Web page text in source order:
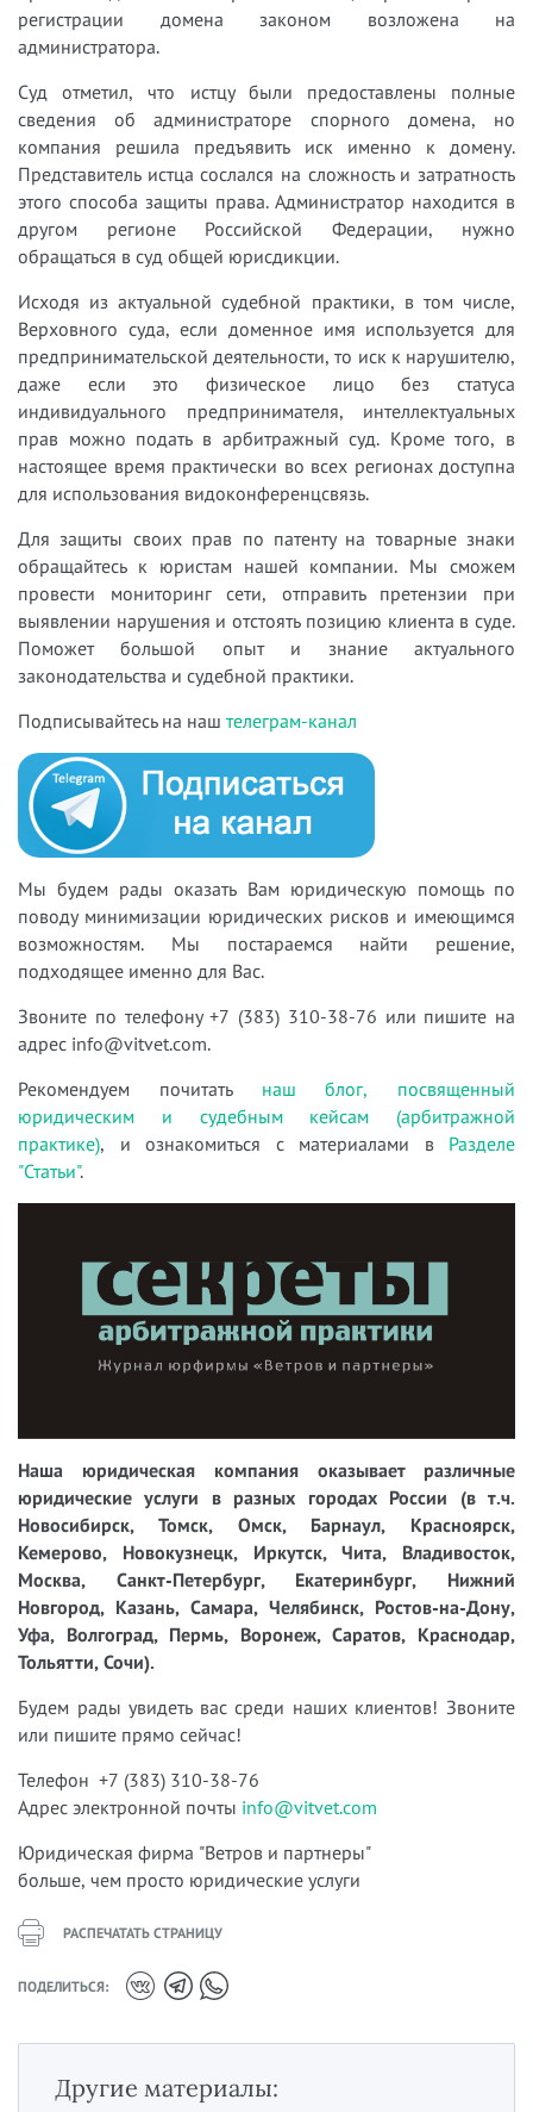
регистрации домена законом возложена на
администратора.
Суд отметил, что истцу были предоставлены полные
сведения об администраторе спорного домена, но
компания решила предъявить иск именно к домену.
Представитель истца сослался на сложность и затратность
этого способа защиты права. Администратор находится в
другом регионе Российской Федерации, нужно
обращаться в суд общей юрисдикции.
Исходя из актуальной судебной практики, в том числе,
Верховного суда, если доменное имя используется для
предпринимательской деятельности, то иск к нарушителю,
даже если это физическое лицо без статуса
индивидуального предпринимателя, интеллектуальных
прав можно подать в арбитражный суд. Кроме того, в
настоящее время практически во всех регионах доступна
для использования видоконференцсвязь.
Для защиты своих прав по патенту на товарные знаки
обращайтесь к юристам нашей компании. Мы сможем
провести мониторинг сети, отправить претензии при
выявлении нарушения и отстоять позицию клиента в суде.
Поможет большой опыт и знание актуального
законодательства и судебной практики.
Подписывайтесь на наш телеграм-канал
Мы будем рады оказать Вам юридическую помощь по
поводу минимизации юридических рисков и имеющимся
возможностям. Мы постараемся найти решение,
подходящее именно для Вас.
Звоните по телефону +7 (383) 310-38-76 или пишите на
адрес info@vitvet.com.
Рекомендуем почитать наш блог, посвященный
юридическим и судебным кейсам (арбитражной
практике), и ознакомиться с материалами в Разделе
"Статьи".
Наша юридическая компания оказывает различные
юридические услуги в разных городах России (в т.ч.
Новосибирск, Томск, Омск, Барнаул, Красноярск,
Кемерово, Новокузнецк, Иркутск, Чита, Владивосток,
Москва, Санкт-Петербург, Екатеринбург, Нижний
Новгород, Казань, Самара, Челябинск, Ростов-на-Дону,
Уфа, Волгоград, Пермь, Воронеж, Саратов, Краснодар,
Тольятти, Сочи).
Будем рады увидеть вас среди наших клиентов! Звоните
или пишите прямо сейчас!
Телефон +7 (383) 310-38-76
Адрес электронной почты info@vitvet.com
Юридическая фирма "Ветров и партнеры"
больше, чем просто юридические услуги
РАСПЕЧАТАТЬ СТРАНИЦУ
ПОДЕЛИТЬСЯ:
Другие материалы: